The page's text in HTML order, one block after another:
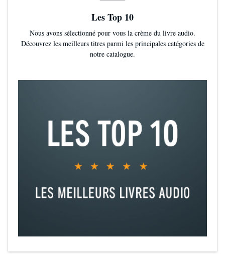
Les Top 10
Nous avons sélectionné pour vous la crème du livre audio.
Découvrez les meilleurs titres parmi les principales catégories de
notre catalogue.